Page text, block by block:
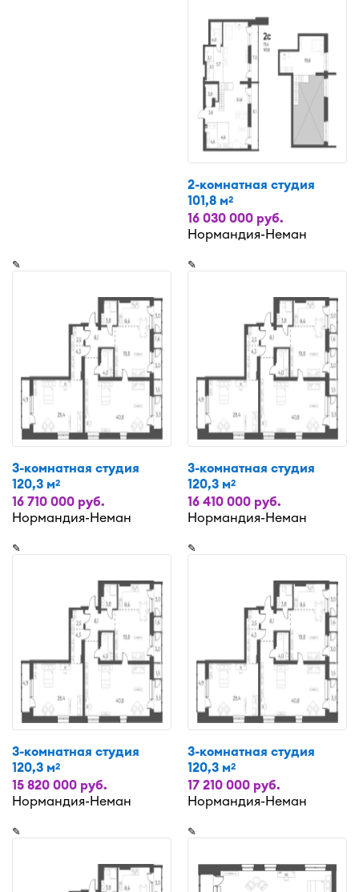
2-комнатная студия
101,8 м2
16 030 000 руб.
Нормандия-Неман
✎
3-комнатная студия
120,3 м2
16 710 000 руб.
Нормандия-Неман
✎
3-комнатная студия
120,3 м2
16 410 000 руб.
Нормандия-Неман
✎
3-комнатная студия
120,3 м2
15 820 000 руб.
Нормандия-Неман
✎
3-комнатная студия
120,3 м2
17 210 000 руб.
Нормандия-Неман
✎ ✎